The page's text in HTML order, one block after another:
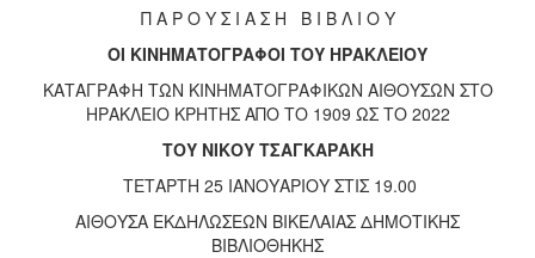
Π Α Ρ Ο Υ Σ Ι Α Σ Η Β Ι Β Λ Ι Ο Υ
ΟΙ ΚΙΝΗΜΑΤΟΓΡΑΦΟΙ ΤΟΥ ΗΡΑΚΛΕΙΟΥ
ΚΑΤΑΓΡΑΦΗ ΤΩΝ ΚΙΝΗΜΑΤΟΓΡΑΦΙΚΩΝ ΑΙΘΟΥΣΩΝ ΣΤΟ
ΗΡΑΚΛΕΙΟ ΚΡΗΤΗΣ ΑΠΟ ΤΟ 1909 ΩΣ ΤΟ 2022
ΤΟΥ ΝΙΚΟΥ ΤΣΑΓΚΑΡΑΚΗ
ΤΕΤΑΡΤΗ 25 ΙΑΝΟΥΑΡΙΟΥ ΣΤΙΣ 19.00
ΑΙΘΟΥΣΑ ΕΚΔΗΛΩΣΕΩΝ ΒΙΚΕΛΑΙΑΣ ΔΗΜΟΤΙΚΗΣ
ΒΙΒΛΙΟΘΗΚΗΣ